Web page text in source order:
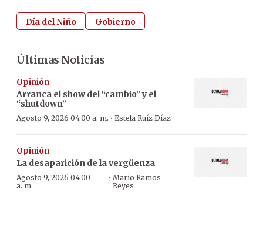
Día del Niño Gobierno
Últimas Noticias
Opinión
Arranca el show del “cambio” y el
“shutdown”
Agosto 9, 2026 04:00 a. m. · Estela Ruíz Díaz
Opinión
La desaparición de la vergüenza
Agosto 9, 2026 04:00
a. m.
· Mario Ramos
Reyes